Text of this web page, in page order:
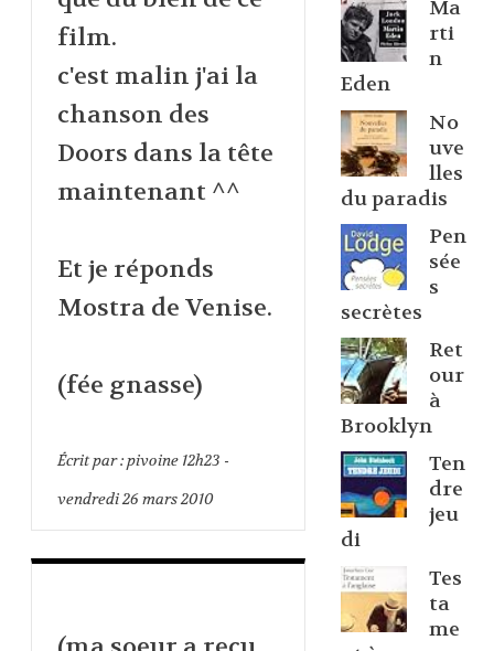
film.
c'est malin j'ai la
chanson des
Doors dans la tête
maintenant ^^
Et je réponds
Mostra de Venise.
(fée gnasse)
Écrit par :pivoine 12h23 -
vendredi 26mars 2010
Ma
rti
n
Eden
No
uve
lles
du paradis
Pen
sée
s
secrètes
Ret
our
à
Brooklyn
Ten
dre
jeu
di
Tes
ta
me